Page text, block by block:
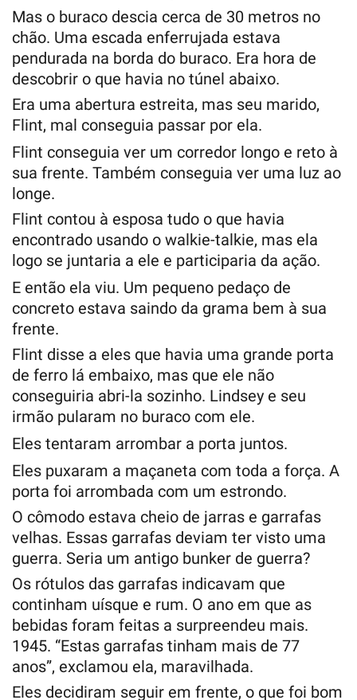
Mas o buraco descia cerca de 30 metros no
chão. Uma escada enferrujada estava
pendurada na borda do buraco. Era hora de
descobrir o que havia no túnel abaixo.
Era uma abertura estreita, mas seu marido,
Flint, mal conseguia passar por ela.
Flint conseguia ver um corredor longo e reto à
sua frente. Também conseguia ver uma luz ao
longe.
Flint contou à esposa tudo o que havia
encontrado usando o walkie-talkie, mas ela
logo se juntaria a ele e participaria da ação.
E então ela viu. Um pequeno pedaço de
concreto estava saindo da grama bem à sua
frente.
Flint disse a eles que havia uma grande porta
de ferro lá embaixo, mas que ele não
conseguiria abri-la sozinho. Lindsey e seu
irmão pularam no buraco com ele.
Eles tentaram arrombar a porta juntos.
Eles puxaram a maçaneta com toda a força. A
porta foi arrombada com um estrondo.
O cômodo estava cheio de jarras e garrafas
velhas. Essas garrafas deviam ter visto uma
guerra. Seria um antigo bunker de guerra?
Os rótulos das garrafas indicavam que
continham uísque e rum. O ano em que as
bebidas foram feitas a surpreendeu mais.
1945. “Estas garrafas tinham mais de 77
anos”, exclamou ela, maravilhada.
Eles decidiram seguir em frente, o que foi bom